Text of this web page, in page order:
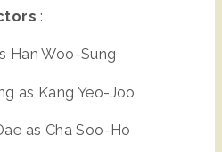
:
Han Woo-Sung
as Kang Yeo-Joo
as Cha Soo-Ho